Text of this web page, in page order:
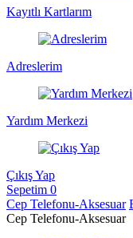
Kayıtlı Kartlarım
Adreslerim
Yardım Merkezi
Çıkış Yap
Sepetim 0
Cep Telefonu-Aksesuar
Cep Telefonu-Aksesuar